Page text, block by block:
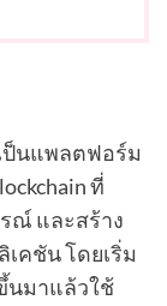
ป็นแพลตฟอร์ม
ที่
ณ์ และสร้าง
คชัน โดยเริ่ม
นมาแล้วใช้